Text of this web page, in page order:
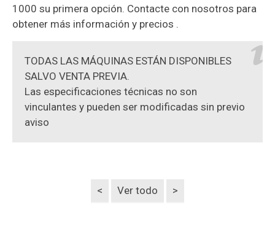
1000 su primera opción. Contacte con nosotros para
obtener más información y precios .
TODAS LAS MÁQUINAS ESTÁN DISPONIBLES
SALVO VENTA PREVIA.
Las especificaciones técnicas no son
vinculantes y pueden ser modificadas sin previo
aviso
< Ver todo >